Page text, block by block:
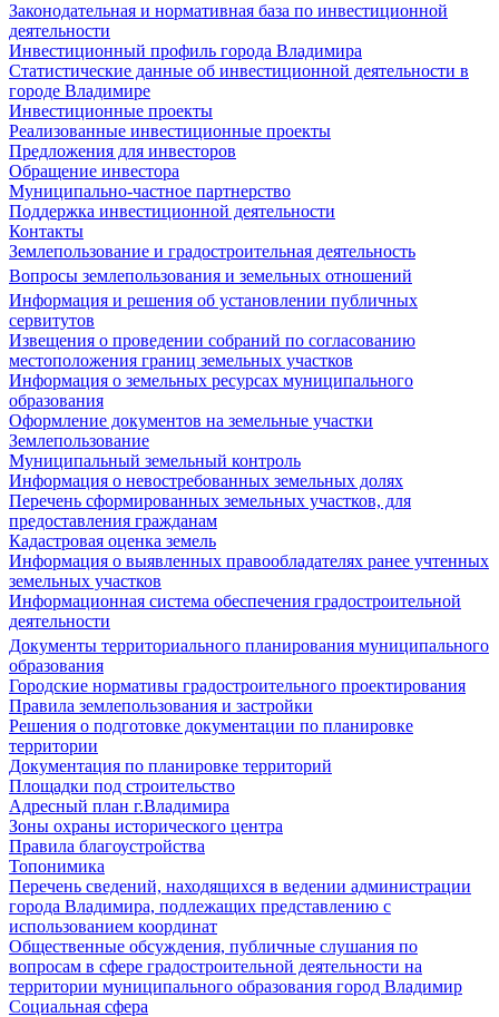
Законодательная и нормативная база по инвестиционной
деятельности
Инвестиционный профиль города Владимира
Статистические данные об инвестиционной деятельности в
городе Владимире
Инвестиционные проекты
Реализованные инвестиционные проекты
Предложения для инвесторов
Обращение инвестора
Муниципально-частное партнерство
Поддержка инвестиционной деятельности
Контакты
Землепользование и градостроительная деятельность
Вопросы землепользования и земельных отношений
Информация и решения об установлении публичных
сервитутов
Извещения о проведении собраний по согласованию
местоположения границ земельных участков
Информация о земельных ресурсах муниципального
образования
Оформление документов на земельные участки
Землепользование
Муниципальный земельный контроль
Информация о невостребованных земельных долях
Перечень сформированных земельных участков, для
предоставления гражданам
Кадастровая оценка земель
Информация о выявленных правообладателях ранее учтенных
земельных участков
Информационная система обеспечения градостроительной
деятельности
Документы территориального планирования муниципального
образования
Городские нормативы градостроительного проектирования
Правила землепользования и застройки
Решения о подготовке документации по планировке
территории
Документация по планировке территорий
Площадки под строительство
Адресный план г.Владимира
Зоны охраны исторического центра
Правила благоустройства
Топонимика
Перечень сведений, находящихся в ведении администрации
города Владимира, подлежащих представлению с
использованием координат
Общественные обсуждения, публичные слушания по
вопросам в сфере градостроительной деятельности на
территории муниципального образования город Владимир
Социальная сфера